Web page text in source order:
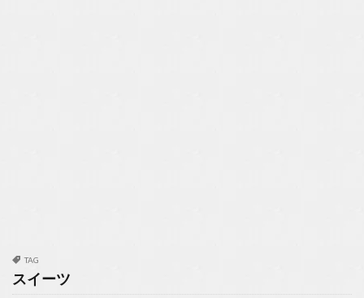
TAG
スイーツ